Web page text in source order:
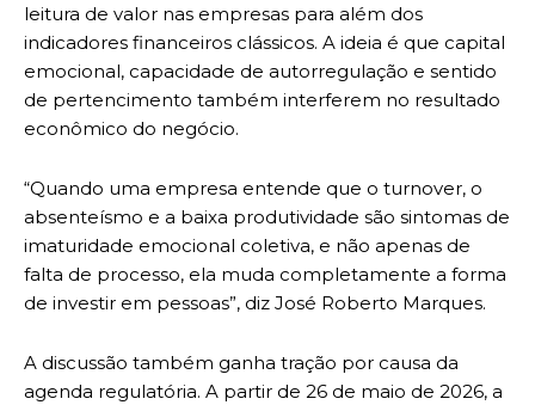
leitura de valor nas empresas para além dos
indicadores financeiros clássicos. A ideia é que capital
emocional, capacidade de autorregulação e sentido
de pertencimento também interferem no resultado
econômico do negócio.
“Quando uma empresa entende que o turnover, o
absenteísmo e a baixa produtividade são sintomas de
imaturidade emocional coletiva, e não apenas de
falta de processo, ela muda completamente a forma
de investir em pessoas”, diz José Roberto Marques.
A discussão também ganha tração por causa da
agenda regulatória. A partir de 26 de maio de 2026, a